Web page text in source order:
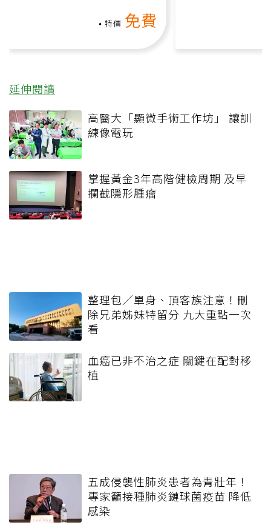
特價 免費
延伸閱讀
高醫大「顯微手術工作坊」 讓訓
練像電玩
掌握黃金3年高階健檢周期 及早
攔截隱形腫瘤
整理包／單身、頂客族注意！刪
除兄弟姊妹特留分 九大重點一次
看
血癌已非不治之症 關鍵在配對移
植
五成侵襲性肺炎患者為青壯年！
專家籲接種肺炎鏈球菌疫苗 降低
感染